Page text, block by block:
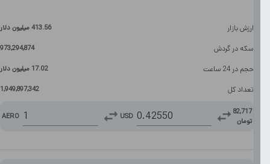
ارزش بازار 413.56 میلیون دلار
سکه در گردش 973,294,874
حجم در 24 ساعت 17.02 میلیون دلار
تعداد کل 1,949,897,342
AERO USD
82,717
تومان